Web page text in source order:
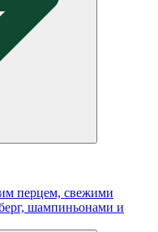
перцем, свежими
шампиньонами и